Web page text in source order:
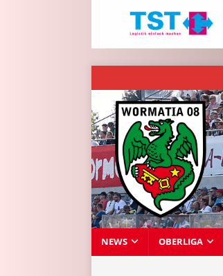
NEWS OBERLIGA